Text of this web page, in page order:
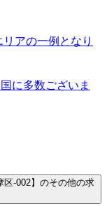
アの一例となり
に多数ございま
-002】のその他の求